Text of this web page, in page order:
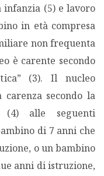
(5) e lavoro
in età compresa
non frequenta
è carente secondo
(3). Il nucleo
secondo la
(4) alle seguenti
di 7 anni che
o un bambino
anni di istruzione,